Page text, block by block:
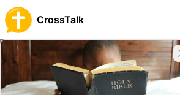
CrossTalk
Inicio
Archivo de Preguntas
Antiguo Testamento